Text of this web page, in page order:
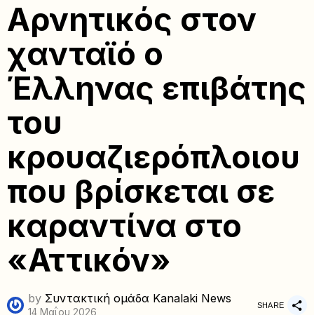
Αρνητικός στον
χανταϊό ο
Έλληνας επιβάτης
του
κρουαζιερόπλοιου
που βρίσκεται σε
καραντίνα στο
«Αττικόν»
by Συντακτική ομάδα Kanalaki News
14 Μαΐου 2026
SHARE